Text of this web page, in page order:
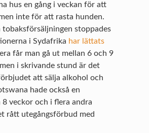
hus en gång i veckan för att
inte för att rasta hunden.
stoppades
i Sydafrika har lättats
får man gå ut mellan 6 och 9
i skrivande stund är det
att sälja alkohol och
hade också en
8 veckor och i flera andra
rått utegångsförbud med